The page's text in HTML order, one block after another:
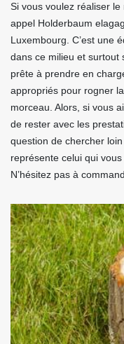
Si vous voulez réaliser
appel Holderbaum
Luxembourg. C’est une
dans ce milieu et surtout
prête à prendre en
appropriés pour rogner
morceau. Alors, si vous
de rester avec les
question de chercher
représente celui qui
N’hésitez pas à